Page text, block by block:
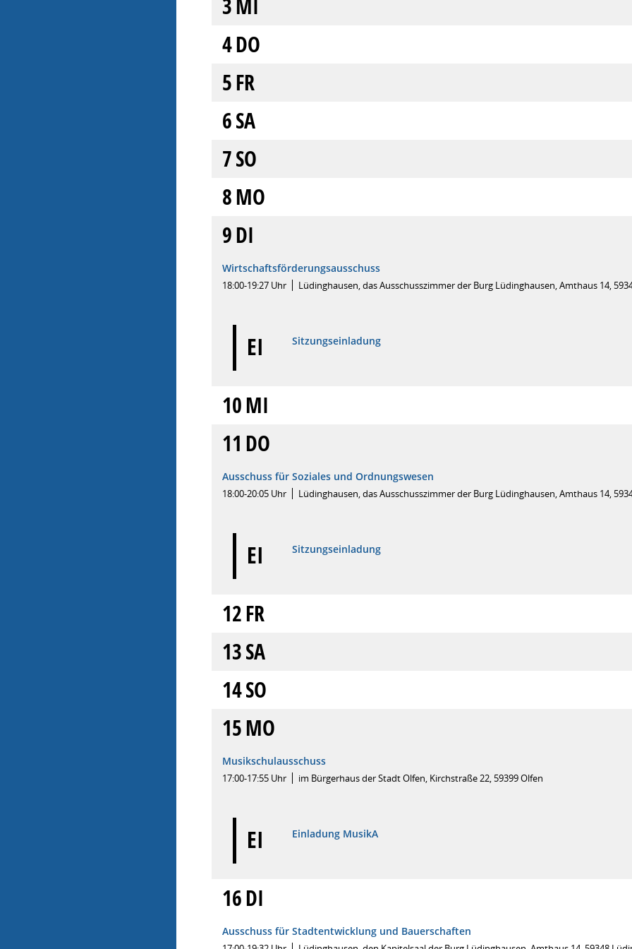
3 MI
4DO
5FR
6SA
7SO
8MO
9DI
Wirtschaftsförderungsausschuss
18:00-19:27 Uhr Lüdinghausen, das Ausschusszimmer der Burg Lüdinghausen, Amthaus 14,
EI Sitzungseinladung
10MI
11 DO
Ausschuss für Soziales und Ordnungswesen
18:00-20:05 Uhr Lüdinghausen, das Ausschusszimmer der Burg Lüdinghausen, Amthaus 14,
EI Sitzungseinladung
12FR
13SA
14SO
15MO
Musikschulausschuss
17:00-17:55 Uhr im Bürgerhaus der Stadt Olfen, Kirchstraße 22, 59399 Olfen
EI Einladung MusikA
16DI
Ausschuss für Stadtentwicklung und Bauerschaften